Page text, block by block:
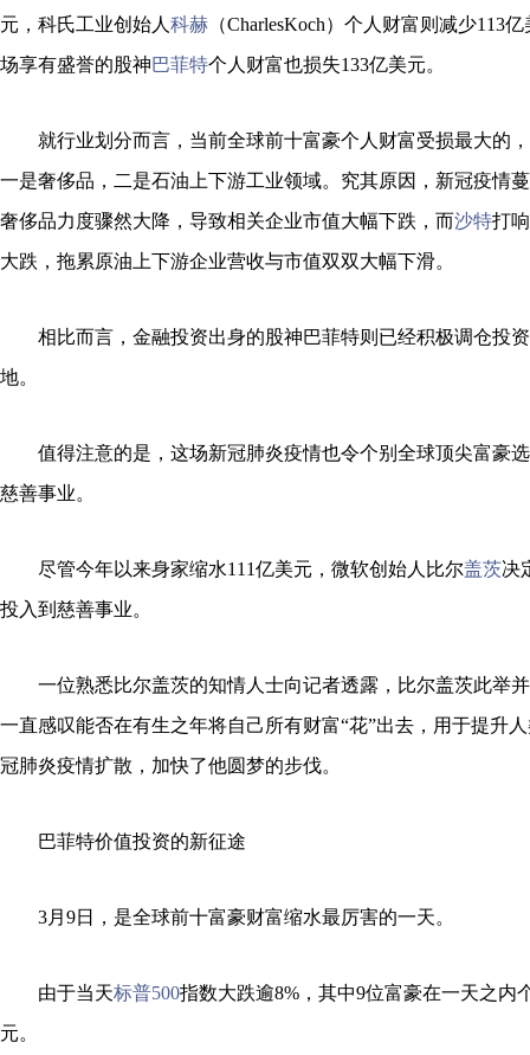
元，科氏工业创始人 科赫 （CharlesKoch）个人财富则减少113
场享有盛誉的股神巴菲特个人财富也损失133亿美元。
就行业划分而言，当前全球前十富豪个人财富受损最大的
一是奢侈品，二是石油上下游工业领域。究其原因，新冠疫情
奢侈品力度骤然大降，导致相关企业市值大幅下跌，而沙特打
大跌，拖累原油上下游企业营收与市值双双大幅下滑。
相比而言，金融投资出身的股神巴菲特则已经积极调仓投
地。
值得注意的是，这场新冠肺炎疫情也令个别全球顶尖富豪
慈善事业。
尽管今年以来身家缩水111亿美元，微软创始人比尔盖茨决
投入到慈善事业。
一位熟悉比尔盖茨的知情人士向记者透露，比尔盖茨此举
一直感叹能否在有生之年将自己所有财富“花”出去，用于提升
冠肺炎疫情扩散，加快了他圆梦的步伐。
巴菲特价值投资的新征途
3月9日，是全球前十富豪财富缩水最厉害的一天。
由于当天标普500指数大跌逾8%，其中9位富豪在一天之内
元。